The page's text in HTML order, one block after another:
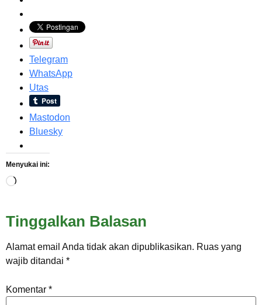
Telegram
WhatsApp
Utas
Mastodon
Bluesky
Menyukai ini:
Tinggalkan Balasan
Alamat email Anda tidak akan dipublikasikan. Ruas yang
wajib ditandai *
Komentar *